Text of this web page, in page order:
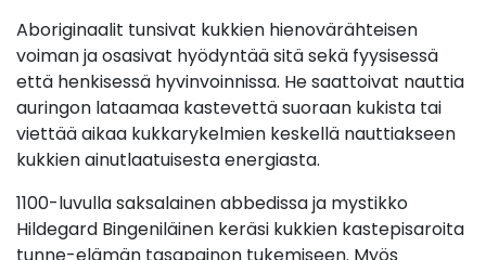
Aboriginaalit tunsivat kukkien hienovärähteisen
voiman ja osasivat hyödyntää sitä sekä fyysisessä
että henkisessä hyvinvoinnissa. He saattoivat nauttia
auringon lataamaa kastevettä suoraan kukista tai
viettää aikaa kukkarykelmien keskellä nauttiakseen
kukkien ainutlaatuisesta energiasta.
1100-luvulla saksalainen abbedissa ja mystikko
Hildegard Bingeniläinen keräsi kukkien kastepisaroita